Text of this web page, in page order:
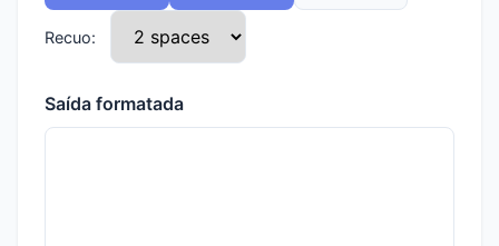
Recuo:
Saída formatada